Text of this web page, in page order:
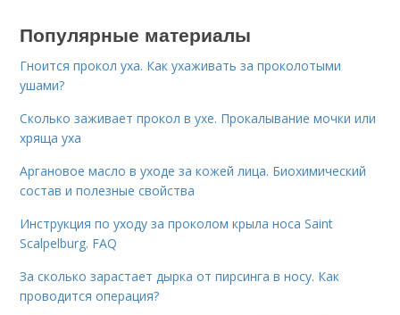
Популярные материалы
Гноится прокол уха. Как ухаживать за проколотыми
ушами?
Сколько заживает прокол в ухе. Прокалывание мочки или
хряща уха
Аргановое масло в уходе за кожей лица. Биохимический
состав и полезные свойства
Инструкция по уходу за проколом крыла носа Saint
Scalpelburg. FAQ
За сколько зарастает дырка от пирсинга в носу. Как
проводится операция?